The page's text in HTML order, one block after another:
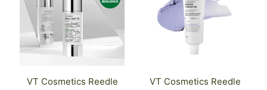
VT Cosmetics Reedle
VT Cosmetics Reedle